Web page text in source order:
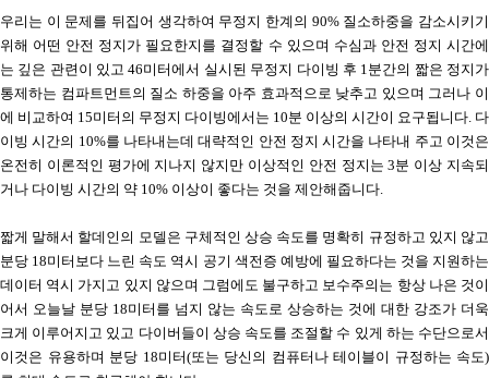
우리는 이 문제를 뒤집어 생각하여 무정지 한계의 90% 질소하중을 감소시키기
위해 어떤 안전 정지가 필요한지를 결정할 수 있으며 수심과 안전 정지 시간에
는 깊은 관련이 있고 46미터에서 실시된 무정지 다이빙 후 1 분간의 짧은 정지가
통제하는 컴파트먼트의 질소 하중을 아주 효과적으로 낮추고 있으며 그러나 이
에 비교하여 15미터의 무정지 다이빙에서는 10분 이상의 시간이 요구됩니다 다
이빙 시간의 10%를 나타내는데 대략적인 안전 정지 시간을 나타내 주고 이것은
온전히 이론적인 평가에 지나지 않지만 이상적인 안전 정지는 3분 이상 지속되
거나 다이빙 시간의 약 10% 이상이 좋다는 것을 제안해줍니다
짧게 말해서 할데인의 모델은 구체적인 상승 속도를 명확히 규정하고 있지 않고
분당 18미터보다 느린 속도 역시 공기 색전증 예방에 필요하다는 것을 지원하는
데이터 역시 가지고 있지 않으며 그럼에도 불구하고 보수주의는 항상 나은 것이
어서 오늘날 분당 18미터를 넘지 않는 속도로 상승하는 것에 대한 강조가 더욱
크게 이루어지고 있고 다이버들이 상승 속도를 조절할 수 있게 하는 수단으로서
이것은 유용하며 분당 18미터(또는 당신의 컴퓨터나 테이블이 규정하는 속도)